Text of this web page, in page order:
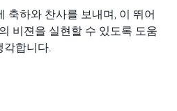
축하와 찬사를 보내며, 이 뛰어
비젼을 실현할 수 있도록 도움
각합니다.